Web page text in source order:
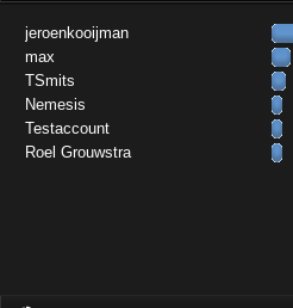
jeroenkooijman
max
TSmits
Nemesis
Testaccount
Roel Grouwstra